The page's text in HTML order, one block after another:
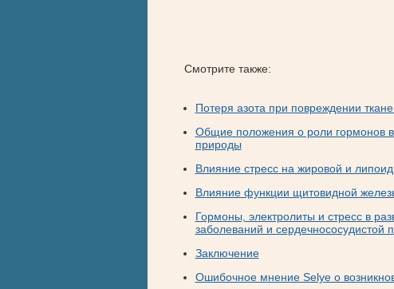
Смотрите также:
Потеря азота при повреждении
Общие положения о роли гормонов в
природы
Влияние стресс на жировой и
Влияние функции щитовидной
Гормоны, электролиты и стресс в
заболеваний и сердечнососудистой
Заключение
Ошибочное мнение Selye о